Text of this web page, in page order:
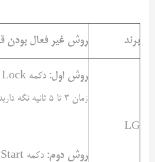
برند روش غیر فعال بودن
LG
روش اول:
زمان ۳ تا ۵ ثانیه نگه دارید.
روش دوم: